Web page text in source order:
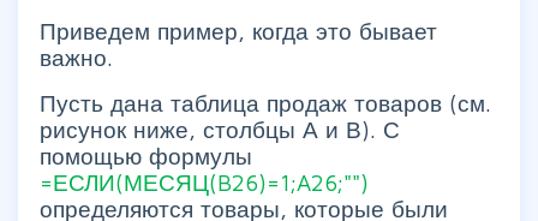
Приведем пример, когда это бывает
важно.
Пусть дана таблица продаж товаров (см.
рисунок ниже, столбцы А и В). С
помощью формулы
=ЕСЛИ(МЕСЯЦ(B26)=1;A26;"")
определяются товары, которые были